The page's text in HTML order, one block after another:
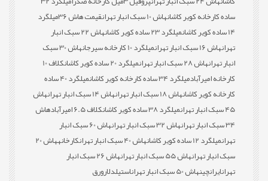
ساده کارخانه کویر کاشانهاش 10 سبک انبار تهران قیمت هاش 36
میلگرد
14 ساده کویر کاشان
میلگرد 23 ساده کویر کاشان
هاش 22 سبک انبار
تهرانهاش 16 سبک انبار تهران میلگرد 10 کارخانه سیرجان
هاش 30 سبک
انبار تهرانهاش 28 سبک انبار تهران میلگرد 20 ساده کویر کاشان
کلاف 10
کارخانه امیرآبادمیلگرد 34 ساده کارخانه کویر کاشان
میلگرد 40 ساده
کارخانه کویر کاشانهاش 18 سبک انبار تهران هاش 14 سبک انبار تهران
هاش
45 سبک انبار تهران
میلگرد 38 ساده کویر کاشان کلاف 6.5 امیرآباد
هاش
34 سبک انبار تهران
هاش 32 سبک انبار تهران
هاش 60 سبک انبار
تهرانمیلگرد 12 ساده کویر کاشان هاش 40 سبک انبار تهران کارخانه
هاش 20
سبک انبار تهرانهاش 55 سبک انبار تهران
هاش 26 سبک انبار
تهرانایرانچینهاش 50 سبک انبار تهران استیلدلارورق